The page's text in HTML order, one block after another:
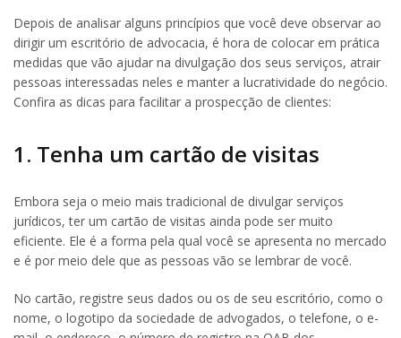
Depois de analisar alguns princípios que você deve observar ao
dirigir um escritório de advocacia, é hora de colocar em prática
medidas que vão ajudar na divulgação dos seus serviços, atrair
pessoas interessadas neles e manter a lucratividade do negócio.
Confira as dicas para facilitar a prospecção de clientes:
1. Tenha um cartão de visitas
Embora seja o meio mais tradicional de divulgar serviços
jurídicos, ter um cartão de visitas ainda pode ser muito
eficiente. Ele é a forma pela qual você se apresenta no mercado
e é por meio dele que as pessoas vão se lembrar de você.
No cartão, registre seus dados ou os de seu escritório, como o
nome, o logotipo da sociedade de advogados, o telefone, o e-